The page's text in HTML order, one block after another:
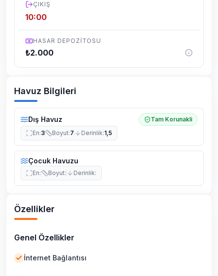
ÇIKIŞ
10:00
HASAR DEPOZITOSU
₺2.000
Havuz Bilgileri
Dış Havuz
Tam Korunakli
En:3 Boyut:7 Derinlik:1,5
Çocuk Havuzu
En: Boyut: Derinlik:
Özellikler
Genel Özellikler
İnternet Bağlantısı